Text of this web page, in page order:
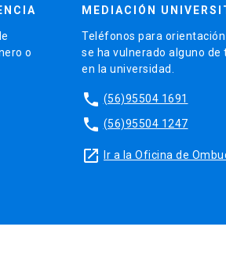
o
MEDIACIÓN
Teléfonos para orientación
se ha vulnerado alguno de
en la universidad.
phone (56)95504 1691
phone (56)95504 1247
launch Ir a la Oficina de